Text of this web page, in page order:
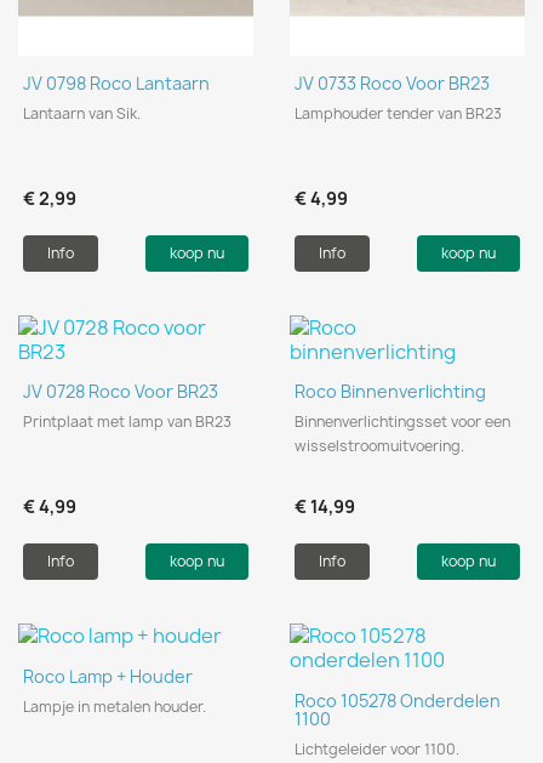
JV 0798 Roco Lantaarn
Lantaarn van Sik.
€ 2,99
Info koop nu
JV 0733 Roco Voor BR23
Lamphouder tender van BR23
€ 4,99
Info koop nu
JV 0728 Roco Voor BR23
Printplaat met lamp van BR23
€ 4,99
Info koop nu
Roco Binnenverlichting
Binnenverlichtingsset voor een
wisselstroomuitvoering.
€ 14,99
Info koop nu
Roco Lamp + Houder
Lampje in metalen houder. Roco 105278 Onderdelen
1100
Lichtgeleider voor 1100.